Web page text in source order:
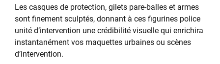
Les casques de protection, gilets pare-balles et armes
sont finement sculptés, donnant à ces figurines police
unité d’intervention une crédibilité visuelle qui enrichira
instantanément vos maquettes urbaines ou scènes
d’intervention.